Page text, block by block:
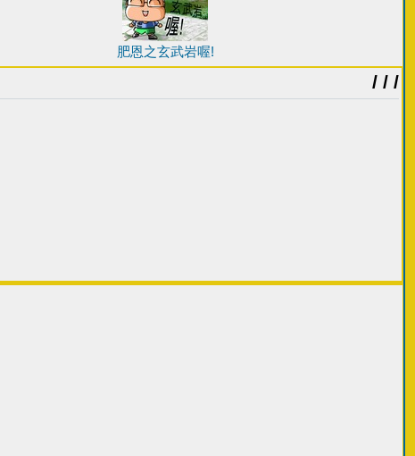
肥恩之玄武岩喔!
/ / /